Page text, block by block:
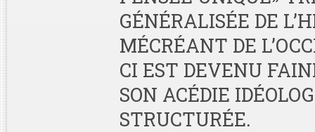
GÉNÉRALISÉE DE
MÉCRÉANT DE
CI EST DEVENU
SON ACÉDIE
STRUCTURÉE.